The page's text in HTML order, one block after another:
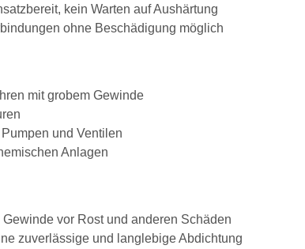
kein Warten auf Aushärtung
ohne Beschädigung möglich
mit grobem Gewinde
und Ventilen
Anlagen
Gewinde vor Rost und anderen Schäden
zuverlässige und langlebige Abdichtung